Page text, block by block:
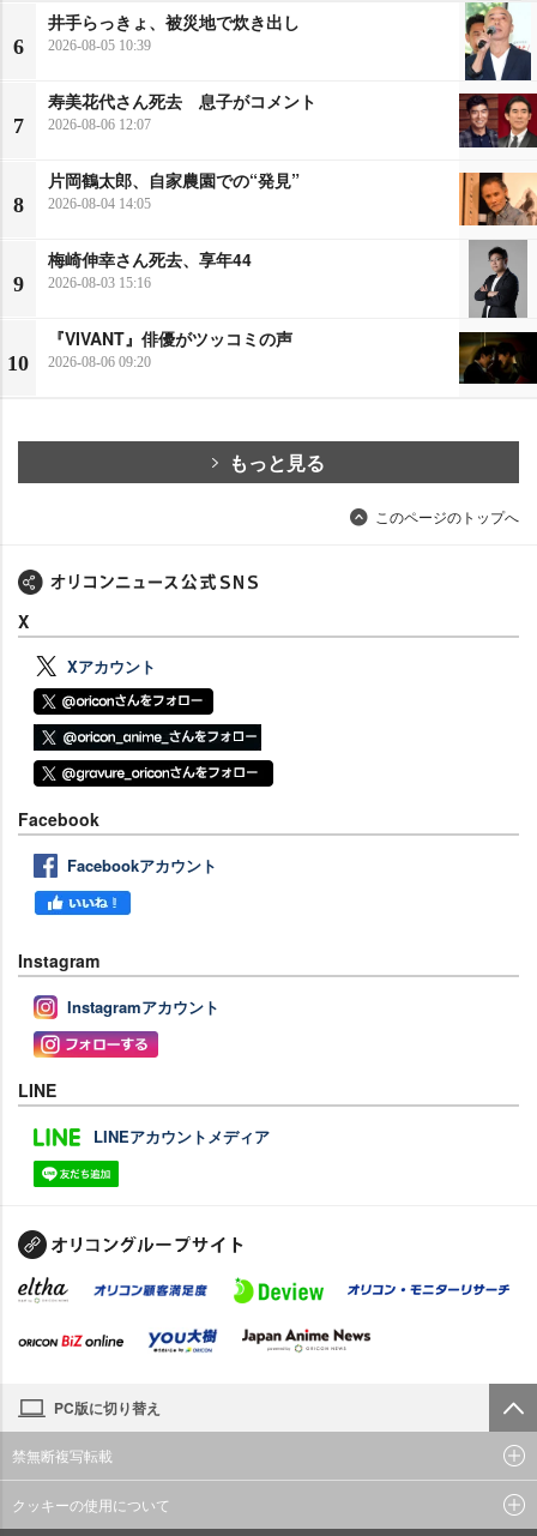
6
井手らっきょ、被災地で炊き出し
2026-08-05 10:39
7
寿美花代さん死去 息子がコメント
2026-08-06 12:07
8
片岡鶴太郎、自家農園での“発見”
2026-08-04 14:05
9
梅崎伸幸さん死去、享年44
2026-08-03 15:16
10
『VIVANT』俳優がツッコミの声
2026-08-06 09:20
もっと見る
このページのトップへ
X
Xアカウント
Facebook
Facebookアカウント
Instagram
Instagramアカウント
LINE
LINEアカウントメディア
PC版に切り替え
禁無断複写転載
クッキーの使用について